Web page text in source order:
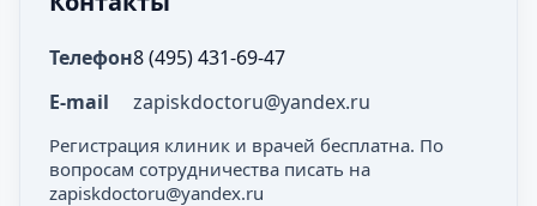
Телефон8 (495) 431-69-47
E-mail
zapiskdoctoru@yandex.ru
Регистрация клиник и врачей бесплатна. По
вопросам сотрудничества писать на
zapiskdoctoru@yandex.ru